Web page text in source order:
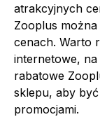
atrakcyjnych
Zooplus
cenach. Warto
internetowe,
rabatowe
sklepu, aby
promocjami.